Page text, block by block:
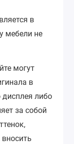
в
мебели не
могут
в
дисплея либо
за собой